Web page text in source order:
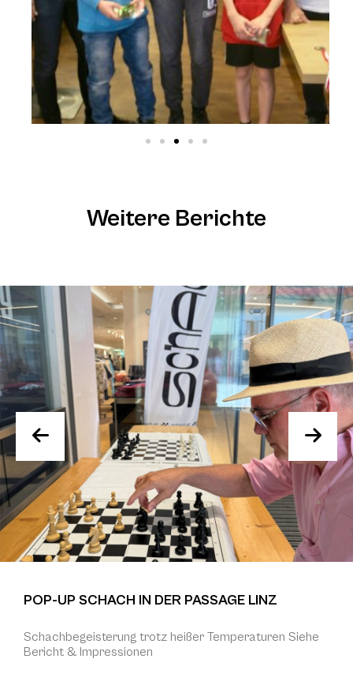
Weitere Berichte
POP-UP SCHACH IN DER PASSAGE LINZ
Schachbegeisterung trotz heißer Temperaturen Siehe
Bericht & Impressionen